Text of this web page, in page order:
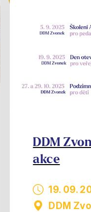
DDM
akce
19. 09.
DDM